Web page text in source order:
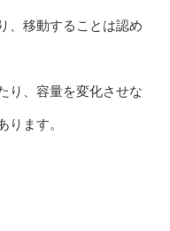
、移動することは認め
り、容量を変化させな
ります。